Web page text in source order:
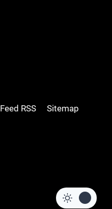
Feed RSS Sitemap